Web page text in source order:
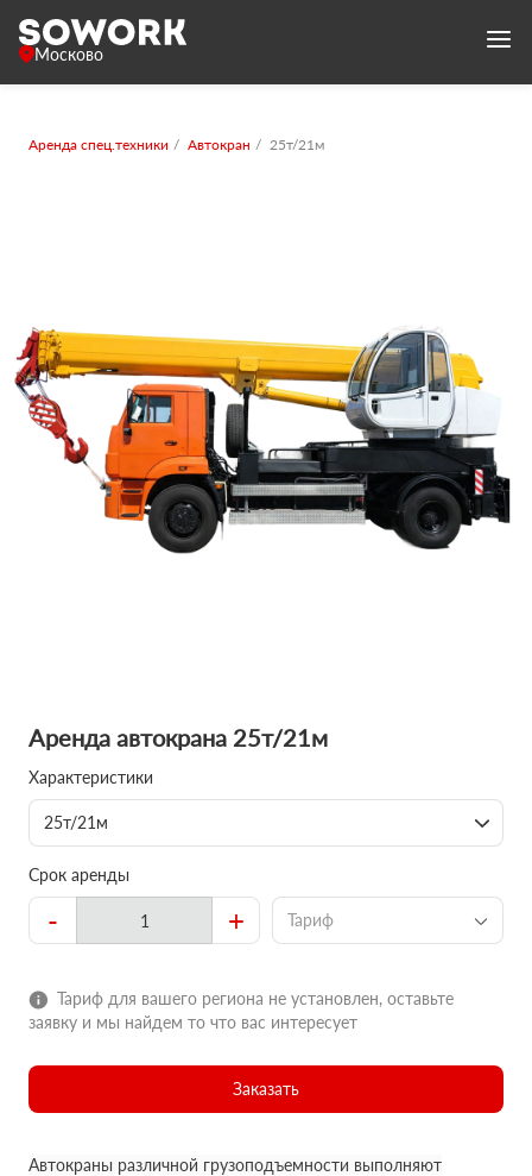
Москово
Аренда спец.техники Автокран 25т/21м
Аренда автокрана 25т/21м
Характеристики
25т/21м
Срок аренды
- + Тариф
Тариф для вашего региона не установлен, оставьте
заявку и мы найдем то что вас интересует
Заказать
Автокраны различной грузоподъемности выполняют